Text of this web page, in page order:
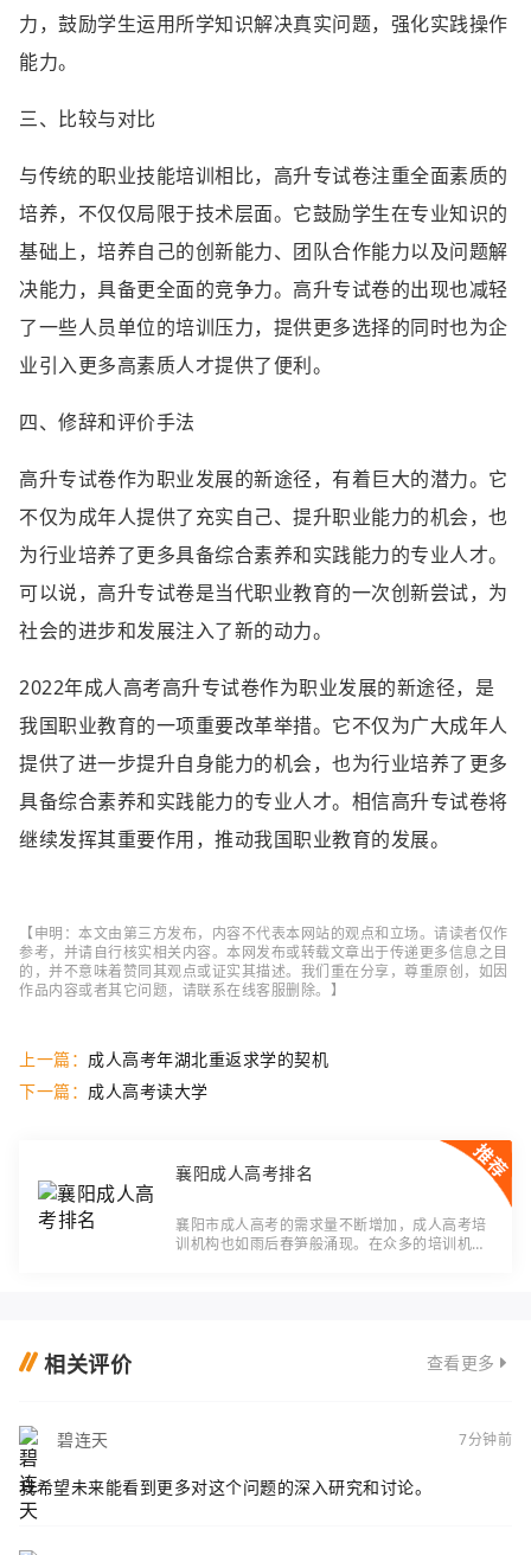
力，鼓励学生运用所学知识解决真实问题，强化实践操作
能力。
三、比较与对比
与传统的职业技能培训相比，高升专试卷注重全面素质的
培养，不仅仅局限于技术层面。它鼓励学生在专业知识的
基础上，培养自己的创新能力、团队合作能力以及问题解
决能力，具备更全面的竞争力。高升专试卷的出现也减轻
了一些人员单位的培训压力，提供更多选择的同时也为企
业引入更多高素质人才提供了便利。
四、修辞和评价手法
高升专试卷作为职业发展的新途径，有着巨大的潜力。它
不仅为成年人提供了充实自己、提升职业能力的机会，也
为行业培养了更多具备综合素养和实践能力的专业人才。
可以说，高升专试卷是当代职业教育的一次创新尝试，为
社会的进步和发展注入了新的动力。
2022年成人高考高升专试卷作为职业发展的新途径，是
我国职业教育的一项重要改革举措。它不仅为广大成年人
提供了进一步提升自身能力的机会，也为行业培养了更多
具备综合素养和实践能力的专业人才。相信高升专试卷将
继续发挥其重要作用，推动我国职业教育的发展。
【申明：本文由第三方发布，内容不代表本网站的观点和立场。请读者仅作
参考，并请自行核实相关内容。本网发布或转载文章出于传递更多信息之目
的，并不意味着赞同其观点或证实其描述。我们重在分享，尊重原创，如因
作品内容或者其它问题，请联系在线客服删除。】
上一篇： 成人高考年湖北重返求学的契机
下一篇： 成人高考读大学
襄阳成人高考排名
襄阳市成人高考的需求量不断增加，成人高考培
训机构也如雨后春笋般涌现。在众多的培训机构
相关评价 查看更多
碧连天 7分钟前
我希望未来能看到更多对这个问题的深入研究和讨论。